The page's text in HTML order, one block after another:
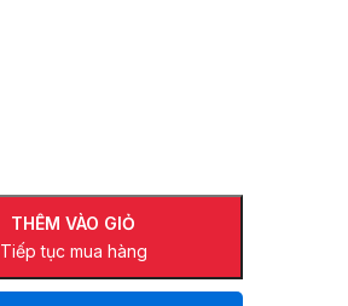
THÊM VÀO GIỎ
Tiếp tục mua hàng